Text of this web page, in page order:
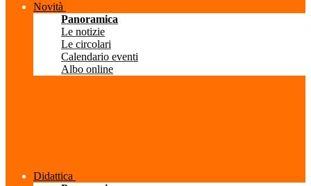
Novità
Panoramica
Le notizie
Le circolari
Calendario eventi
Albo online
Didattica